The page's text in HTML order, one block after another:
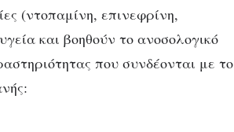
(ντοπαμίνη, επινεφρίνη,
και βοηθούν το ανοσολογικό
που συνδέονται με το